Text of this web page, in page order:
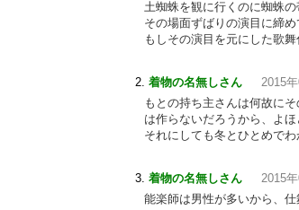
土蜘蛛を観に行くのに蜘蛛
その場面ずばりの演目に締
もしその演目を元にした歌
着物の名無しさん 2015年
もとの持ち主さんは何故に
は作らないだろうから、よ
それにしても冬とひとめで
着物の名無しさん 2015年
能楽師は男性が多いから、